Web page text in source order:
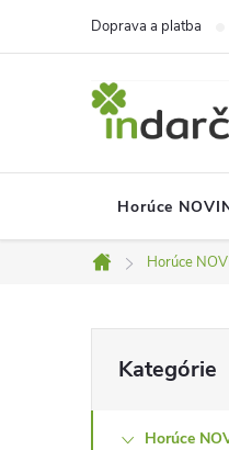
Doprava a platba
Horúce
Domov
Horúce
o
kategórie
Kategórie
Horúce